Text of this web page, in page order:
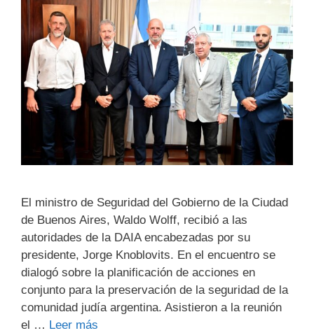
El ministro de Seguridad del Gobierno de la Ciudad
de Buenos Aires, Waldo Wolff, recibió a las
autoridades de la DAIA encabezadas por su
presidente, Jorge Knoblovits. En el encuentro se
dialogó sobre la planificación de acciones en
conjunto para la preservación de la seguridad de la
comunidad judía argentina. Asistieron a la reunión
el … Leer más